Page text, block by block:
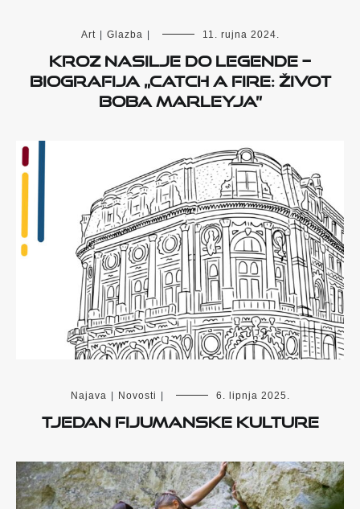
Art Glazba 11. rujna 2024.
Kroz nasilje do legende –
Biografija „Catch a Fire: Život
Boba Marleyja”
Najava Novosti 6. lipnja 2025.
Tjedan fijumanske kulture